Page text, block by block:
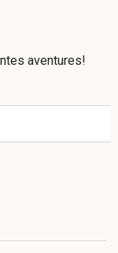
aventures!